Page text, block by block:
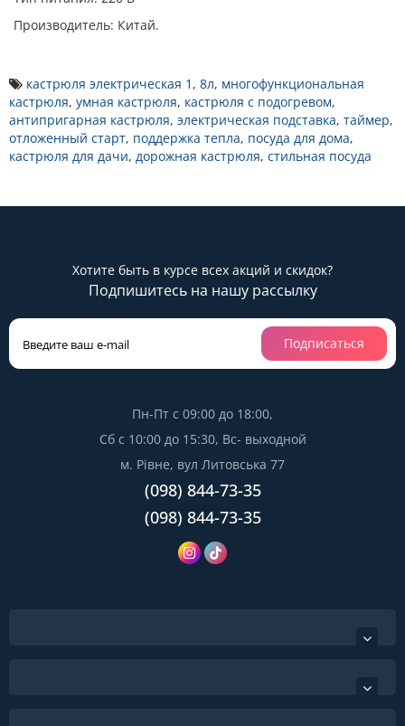
Производитель: Китай.
кастрюля электрическая 1 , 8л, многофункциональная
кастрюля, умная кастрюля, кастрюля с подогревом,
антипригарная кастрюля, электрическая подставка, таймер,
отложенный старт, поддержка тепла, посуда для дома,
кастрюля для дачи, дорожная кастрюля, стильная посуда
Хотите быть в курсе всех акций и скидок?
Подпишитесь на нашу рассылку
Подписаться
Пн-Пт с 09:00 до 18:00,
Сб с 10:00 до 15:30, Вс- выходной
м. Рівне, вул Литовська 77
(098) 844-73-35
(098) 844-73-35